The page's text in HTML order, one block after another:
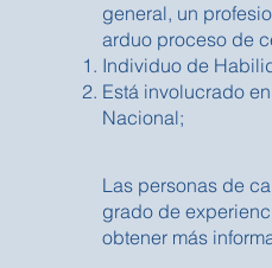
general, un
arduo proceso de
Individuo de
Está involucrado
Nacional;
Las personas de
grado de
obtener más